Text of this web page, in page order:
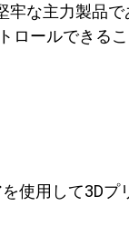
な主力製品
ロールできる
使用して3Dプ